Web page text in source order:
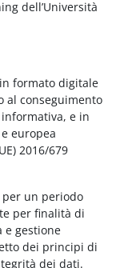
dell’Università
formato digitale
al conseguimento
e in
europea
2016/679
per un periodo
per finalità di
e gestione
dei principi di
dei dati.